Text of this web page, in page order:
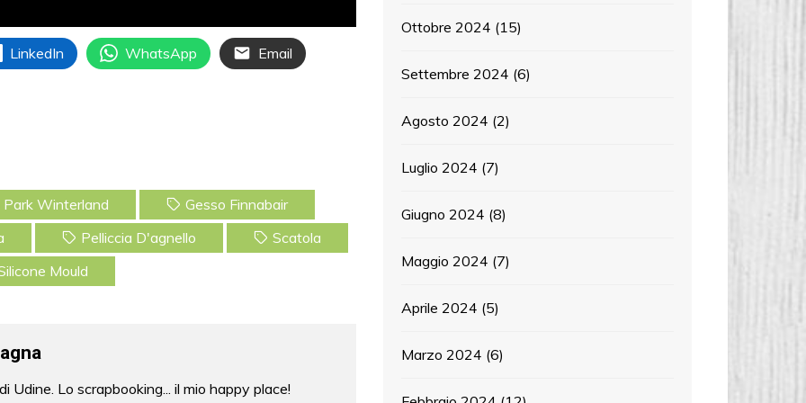
LinkedIn WhatsApp Email
Park Winterland
Gesso Finnabair
Pelliccia D'agnello
Scatola
Mould
Udine. Lo scrapbooking... il mio happy place!
Ottobre 2024 (15)
Settembre 2024 (6)
Agosto 2024 (2)
Luglio 2024 (7)
Giugno 2024 (8)
Maggio 2024 (7)
Aprile 2024 (5)
Marzo 2024 (6)